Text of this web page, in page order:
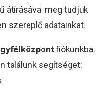
átírásával meg tudjuk
szereplő adatainkat.
fiókunkba.
találunk segítséget: